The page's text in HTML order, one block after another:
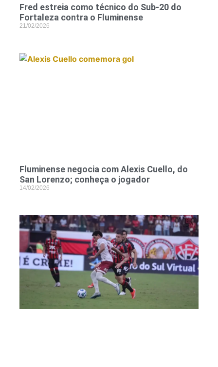
Fred estreia como técnico do Sub-20 do
Fortaleza contra o Fluminense
21/02/2026
Fluminense negocia com Alexis Cuello, do
San Lorenzo; conheça o jogador
14/02/2026